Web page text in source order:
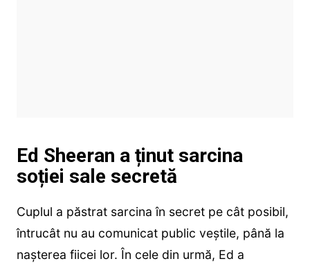
Ed Sheeran a ținut sarcina
soției sale secretă
Cuplul a păstrat sarcina în secret pe cât posibil,
întrucât nu au comunicat public veștile, până la
nașterea fiicei lor. În cele din urmă, Ed a